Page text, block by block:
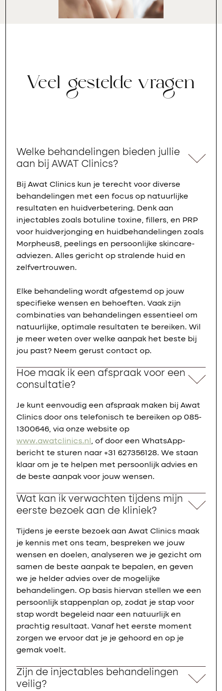
Veel gestelde vragen
Welke behandelingen bieden jullie
aan bij AWAT Clinics?
Bij Awat Clinics kun je terecht voor diverse
behandelingen met een focus op natuurlijke
resultaten en huidverbetering. Denk aan
injectables zoals botuline toxine, fillers, en PRP
voor huidverjonging en huidbehandelingen zoals
Morpheus8, peelings en persoonlijke skincare-
adviezen. Alles gericht op stralende huid en
zelfvertrouwen.
Elke behandeling wordt afgestemd op jouw
specifieke wensen en behoeften. Vaak zijn
combinaties van behandelingen essentieel om
natuurlijke, optimale resultaten te bereiken. Wil
je meer weten over welke aanpak het beste bij
jou past? Neem gerust contact op.
Hoe maak ik een afspraak voor een
consultatie?
Je kunt eenvoudig een afspraak maken bij Awat
Clinics door ons telefonisch te bereiken op 085-
1300646, via onze website op
www.awatclinics.nl , of door een WhatsApp-
bericht te sturen naar +31 627356128. We staan
klaar om je te helpen met persoonlijk advies en
de beste aanpak voor jouw wensen.
Wat kan ik verwachten tijdens mijn
eerste bezoek aan de kliniek?
Tijdens je eerste bezoek aan Awat Clinics maak
je kennis met ons team, bespreken we jouw
wensen en doelen, analyseren we je gezicht om
samen de beste aanpak te bepalen, en geven
we je helder advies over de mogelijke
behandelingen. Op basis hiervan stellen we een
persoonlijk stappenplan op, zodat je stap voor
stap wordt begeleid naar een natuurlijk en
prachtig resultaat. Vanaf het eerste moment
zorgen we ervoor dat je je gehoord en op je
gemak voelt.
Zijn de injectables behandelingen
veilig?